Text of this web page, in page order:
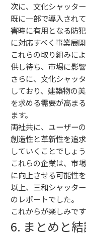
次に、文化シャッタ
既に一部で導入され
害時に有用となる防
に対応すべく事業展開
これらの取り組みに
供し待ち、市場に影
さらに、文化シャッ
しており、建築物の
を求める需要が高ま
ます。
両社共に、ユーザー
創造性と革新性を追
していくことでしょう
これらの企業は、市
に向上させる可能性
以上、三和シャッタ
のレポートでした。
これからが楽しみです
6. まとめと